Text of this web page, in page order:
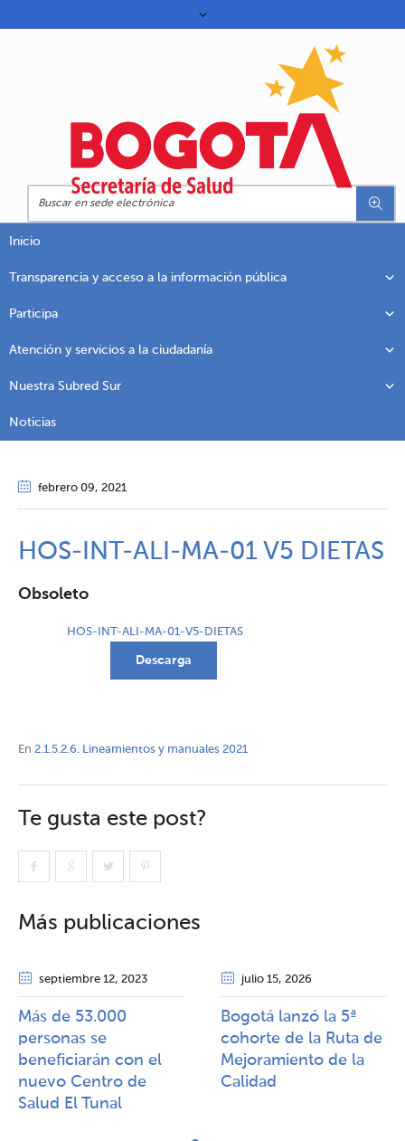
Inicio
Transparencia y acceso a la información pública
Participa
Atención y servicios a la ciudadanía
Nuestra Subred Sur
Noticias
febrero 09, 2021
HOS-INT-ALI-MA-01 V5 DIETAS
Obsoleto
HOS-INT-ALI-MA-01-V5-DIETAS
Descarga
En 2.1.5.2.6. Lineamientos y manuales 2021
Te gusta este post?
Más publicaciones
septiembre 12, 2023
Más de 53.000
personas se
beneficiarán con el
nuevo Centro de
Salud El Tunal
julio 15, 2026
Bogotá lanzó la 5ª
cohorte de la Ruta de
Mejoramiento de la
Calidad​​